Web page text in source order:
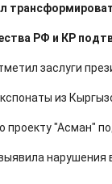
РФ и КР
заслуги
из
проекту "Асман"
нарушения